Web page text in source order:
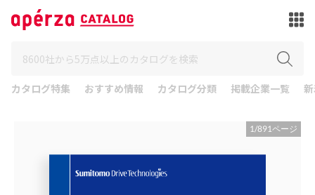
カタログ特集 おすすめ情報 カタログ分類 掲載企業一覧
1/891ページ